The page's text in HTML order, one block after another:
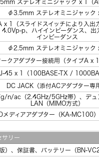
ステレオミニジャック x 1（
φ3.5mm ステレオミニジャック
x 1（スライドスイッチにより入出
p、ハイインピーダンス、
インピーダンス
φ2.5mm ステレオミニジャック
ークアダプター接続用（タイプA x
45 x 1（100BASE-TX /
DC JACK（添付ACアダプター専
n/ac（2.4GHz/5GHz帯）、デュ
LAN（MIMO方式）
メディアアダプター（KA-MC100
サリー
）、保証書、バッテリー（BN-